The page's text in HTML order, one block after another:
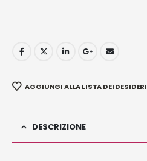
AGGIUNGI ALLA LISTA DEI DESIDERI
DESCRIZIONE